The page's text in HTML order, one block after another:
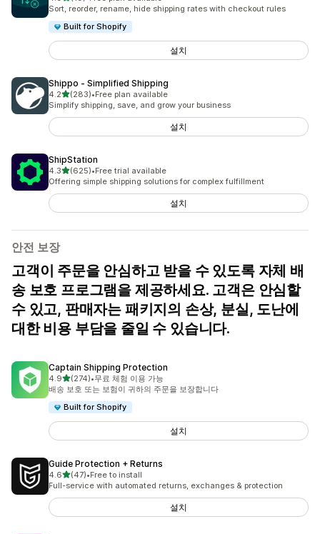
총 리뷰 19개
Sort, reorder, rename, hide shipping rates with checkout rules
Built for Shopify
설치
Shippo ‑ Simplified Shipping
4.2별 5개 중
(283)
총 리뷰 283개
•Free plan available
Simplify shipping, save, and grow your business
설치
ShipStation
4.3별 5개 중
(625)
총 리뷰 625개
•Free trial available
Offering simple shipping solutions for complex fulfillment
설치
안전 보장
고객이 주문을 안심하고 받을 수 있도록 자체 배
송 보호 프로그램을 제공하세요. 고객은 안심할
수 있고, 판매자는 패키지의 손상, 분실, 도난에
대한 비용 부담을 줄일 수 있습니다.
Captain Shipping Protection
4.9별 5개 중
(274)
총 리뷰 274개
•무료 체험 이용 가능
배송 보호 또는 보험이 귀하의 주문을 보장합니다
Built for Shopify
설치
Guide Protection + Returns
4.6별 5개 중
(47)
총 리뷰 47개
•Free to install
Full-service with automated returns, exchanges & protection
설치